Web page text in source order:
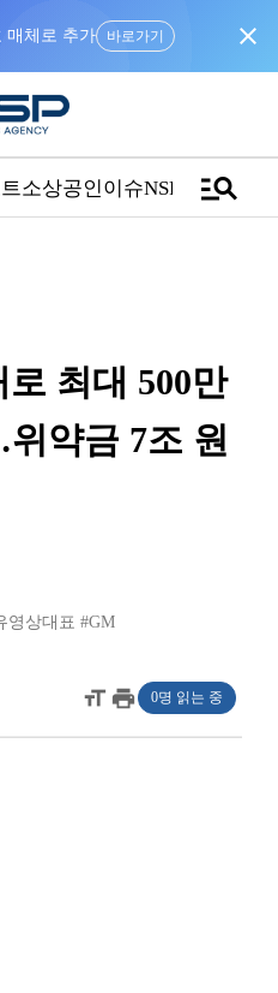
매체로 추가 바로가기 close
소상공인이슈NSPTVmanage_search
최대 500만
약금 7조 원
영상대표 #GM
format_sizeprint 0명 읽는 중